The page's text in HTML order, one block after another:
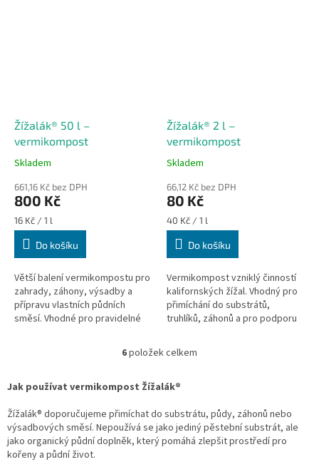
Žížalák® 50 l –
vermikompost
Skladem
661,16 Kč bez DPH
800 Kč
Měrná
cena:
16 Kč / 1 l
Do košíku
Větší balení vermikompostu pro
zahrady, záhony, výsadby a
přípravu vlastních půdních
směsí. Vhodné pro pravidelné
Žížalák® 2 l –
vermikompost
Skladem
66,12 Kč bez DPH
80 Kč
Měrná
cena:
40 Kč / 1 l
Do košíku
Vermikompost vzniklý činností
kalifornských žížal. Vhodný pro
přimíchání do substrátů,
truhlíků, záhonů a pro podporu
domácí použití.
O
l
d
a
c
6položek celkem
Jak používat vermikompost Žížalák®
Žížalák® doporučujeme přimíchat do substrátu, půdy, záhonů nebo
výsadbových směsí. Nepoužívá se jako jediný pěstební substrát, ale
jako organický půdní doplněk, který pomáhá zlepšit prostředí pro
kořeny a půdní život.